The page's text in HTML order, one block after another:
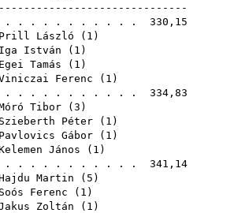
. . . . . . . . . . . 330,15
Prill László ( 1 )
Iga István ( 1 )
Egei Tamás ( 1 )
Ferenc ( 1 )
. . . . . . . . . . . 334,83
Tibor ( 3 )
Szieberth Péter ( 1 )
Pavlovics Gábor ( 1 )
János ( 1 )
. . . . . . . . . . . 341,14
Martin ( 5 )
Soós Ferenc ( 1 )
Zoltán ( 1 )